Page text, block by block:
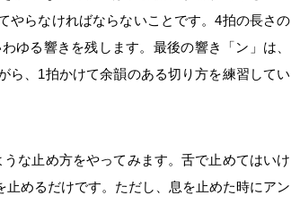
らなければならないことです。4拍の長さの
ゆる響きを残します。最後の響き「ン」は、
ら、1拍かけて余韻のある切り方を練習してい
な止め方をやってみます。舌で止めてはいけ
めるだけです。ただし、息を止めた時にアン